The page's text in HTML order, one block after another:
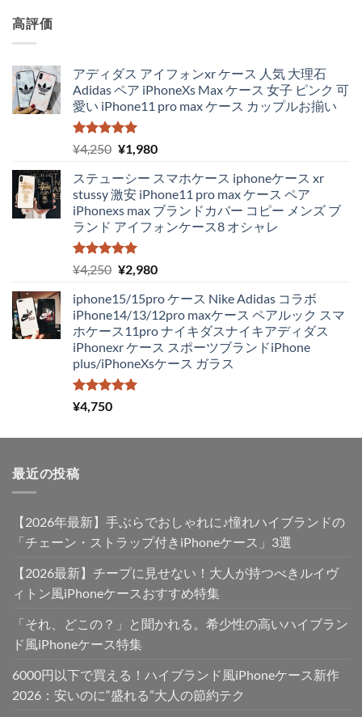
高評価
アディダス アイフォンxr ケース 人気 大理石
Adidas ペア iPhoneXs Max ケース 女子 ピンク 可
愛い iPhone11 pro max ケース カップルお揃い
5段階中
5.00
の評価
¥4,250 元
価
格
は
¥4,250
で
し
¥1,980現
の
価
格
は
で
ステューシー スマホケース iphoneケース xr
stussy 激安 iPhone11 pro max ケース ペア
iPhonexs max ブランドカバー コピー メンズ ブ
ランド アイフォンケース8 オシャレ
5段階中
5.00
の評価
¥4,250 元
価
格
は
¥4,250
で
し
¥2,980現
の
価
格
は
¥2,980
iphone15/15pro ケース Nike Adidas コラボ
iPhone14/13/12pro maxケース ペアルック スマ
ホケース11pro ナイキダスナイキアディダス
iPhonexr ケース スポーツブランドiPhone
plus/iPhoneXsケース ガラス
5段階中
5.00
¥4,750
最近の投稿
【2026年最新】手ぶらでおしゃれに♪憧れハイブランドの
「チェーン・ストラップ付きiPhoneケース」3選
【2026最新】チープに見せない！大人が持つべきルイヴ
ィトン風iPhoneケースおすすめ特集
「それ、どこの？」と聞かれる。希少性の高いハイブラン
ド風iPhoneケース特集
6000円以下で買える！ハイブランド風iPhoneケース新作
2026：安いのに“盛れる”大人の節約テク